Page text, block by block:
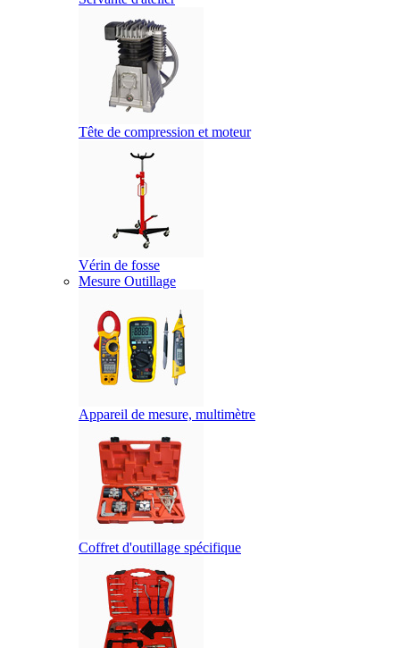
Tête de compression et moteur
Vérin de fosse
Mesure Outillage
Appareil de mesure, multimètre
Coffret d'outillage spécifique